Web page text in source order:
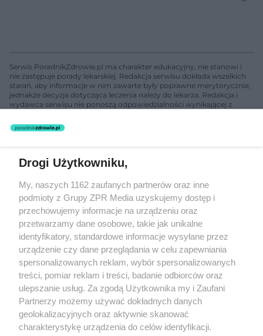
Serwis PoradnikZdrowie.pl ma charakter edukacyjny, nie stanowi i
nie zastępuje porady lekarskiej. Redakcja serwisu dokłada wszelkich
starań, aby informacje w nim zawarte były poprawne merytorycznie,
jednakże decyzja dotycząca leczenia należy do lekarza. Redakcja i
wydawca serwisu nie ponoszą odpowiedzialności wynikającej z
nie prowadzi działalności leczniczej polegającej na udzielaniu
świadczeń zdrowotnych w rozumieniu art. 3 ust 1 ustawy o
Żaden utwór zamieszczony w serwisie nie może być powielany i
rozpowszechniany lub dalej rozpowszechniany w jakikolwiek sposób
(w tym także elektroniczny lub mechaniczny) na jakimkolwiek polu
eksploatacji w jakiejkolwiek formie, włącznie z umieszczaniem w
Internecie bez pisemnej zgody właściciela praw. Jakiekolwiek użycie
lub wykorzystanie utworów w całości lub w części z naruszeniem
prawa, tzn. bez właściwej zgody, jest zabronione pod groźbą kary i
może być ścigane prawnie.
O nas
Drogi Użytkowniku,
My, naszych 1162 zaufanych partnerów oraz inne
podmioty z Grupy ZPR Media uzyskujemy dostęp i
przechowujemy informacje na urządzeniu oraz
przetwarzamy dane osobowe, takie jak unikalne
identyfikatory, standardowe informacje wysyłane przez
urządzenie czy dane przeglądania w celu zapewniania
spersonalizowanych reklam, wybór spersonalizowanych
treści, pomiar reklam i treści, badanie odbiorców oraz
ulepszanie usług. Za zgodą Użytkownika my i Zaufani
Partnerzy możemy używać dokładnych danych
geolokalizacyjnych oraz aktywnie skanować
charakterystykę urządzenia do celów identyfikacji.